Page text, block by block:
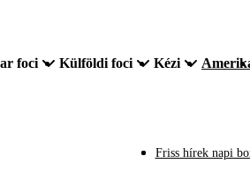
foci Külföldi foci Kézi
Friss hírek napi